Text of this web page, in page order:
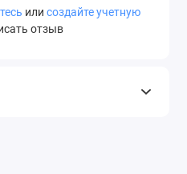
или создайте учетную
отзыв